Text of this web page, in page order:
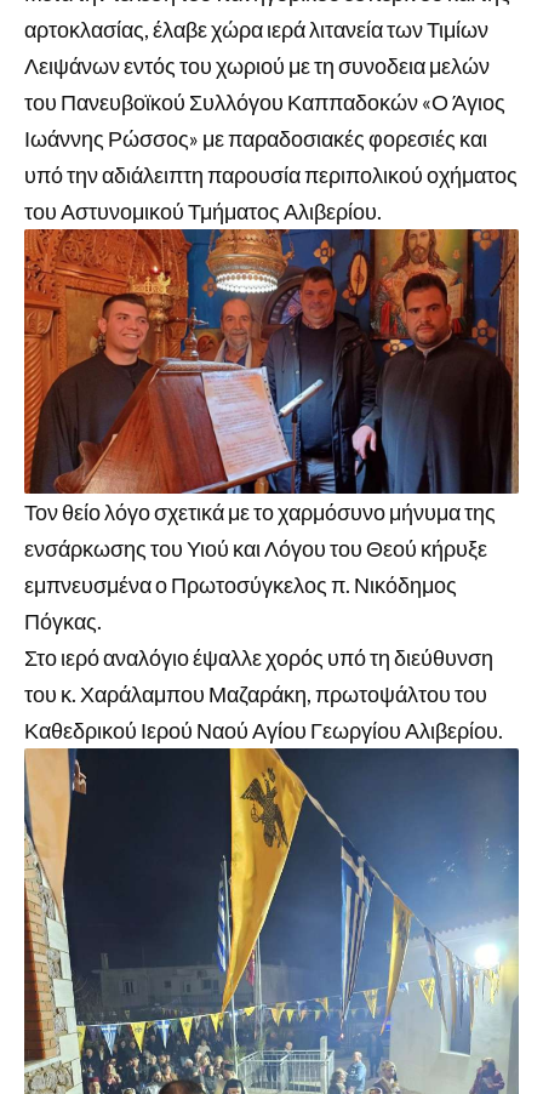
αρτοκλασίας, έλαβε χώρα ιερά λιτανεία των Τιμίων
Λειψάνων εντός του χωριού με τη συνοδεια μελών
του Πανευβοϊκού Συλλόγου Καππαδοκών «Ο Άγιος
Ιωάννης Ρώσσος» με παραδοσιακές φορεσιές και
υπό την αδιάλειπτη παρουσία περιπολικού οχήματος
του Αστυνομικού Τμήματος Αλιβερίου.
Τον θείο λόγο σχετικά με το χαρμόσυνο μήνυμα της
ενσάρκωσης του Υιού και Λόγου του Θεού κήρυξε
εμπνευσμένα ο Πρωτοσύγκελος π. Νικόδημος
Πόγκας.
Στο ιερό αναλόγιο έψαλλε χορός υπό τη διεύθυνση
του κ. Χαράλαμπου Μαζαράκη, πρωτοψάλτου του
Καθεδρικού Ιερού Ναού Αγίου Γεωργίου Αλιβερίου.